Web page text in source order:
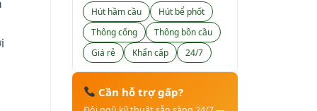
Hút hầm cầu
Hút bể phốt
Thông cống
Thông bồn cầu
Giá rẻ
Khẩn cấp 24/7
Cần hỗ trợ gấp?